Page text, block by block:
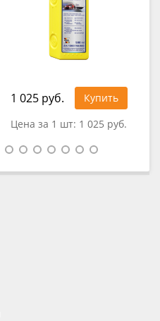
1 025 руб.
Купить
Цена за 1 шт: 1 025 руб.